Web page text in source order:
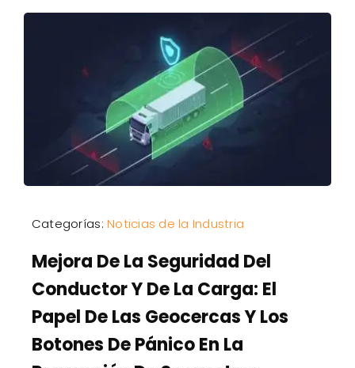
Categorías:Noticias de la Industria
Mejora De La Seguridad Del
Conductor Y De La Carga: El
Papel De Las Geocercas Y Los
Botones De Pánico En La